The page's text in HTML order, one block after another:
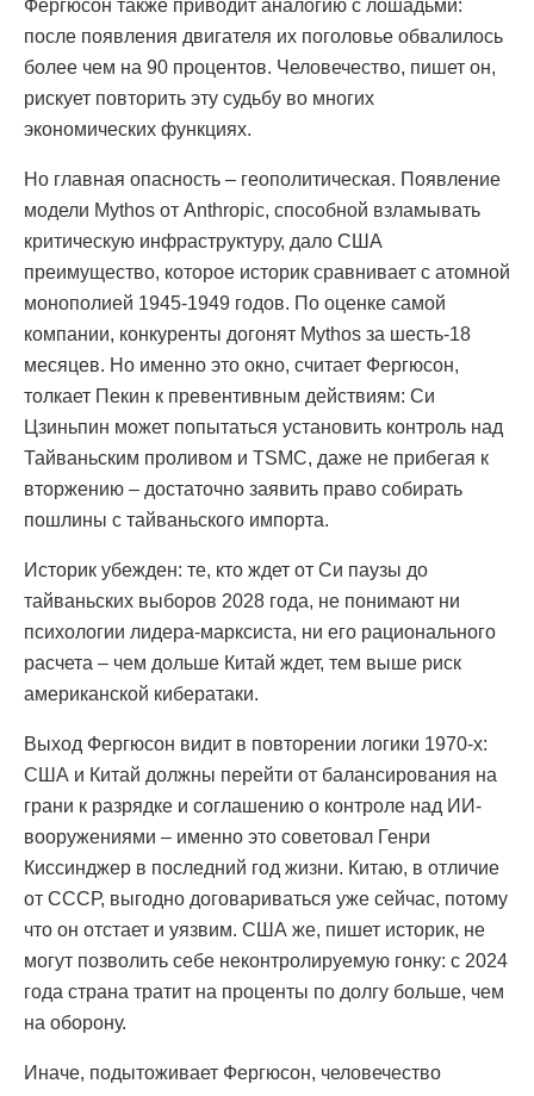
Фергюсон также приводит аналогию с лошадьми:
после появления двигателя их поголовье обвалилось
более чем на 90 процентов. Человечество, пишет он,
рискует повторить эту судьбу во многих
экономических функциях.
Но главная опасность – геополитическая. Появление
модели Mythos от Anthropic, способной взламывать
критическую инфраструктуру, дало США
преимущество, которое историк сравнивает с атомной
монополией 1945-1949 годов. По оценке самой
компании, конкуренты догонят Mythos за шесть-18
месяцев. Но именно это окно, считает Фергюсон,
толкает Пекин к превентивным действиям: Си
Цзиньпин может попытаться установить контроль над
Тайваньским проливом и TSMC, даже не прибегая к
вторжению – достаточно заявить право собирать
пошлины с тайваньского импорта.
Историк убежден: те, кто ждет от Си паузы до
тайваньских выборов 2028 года, не понимают ни
психологии лидера-марксиста, ни его рационального
расчета – чем дольше Китай ждет, тем выше риск
американской кибератаки.
Выход Фергюсон видит в повторении логики 1970-х:
США и Китай должны перейти от балансирования на
грани к разрядке и соглашению о контроле над ИИ-
вооружениями – именно это советовал Генри
Киссинджер в последний год жизни. Китаю, в отличие
от СССР, выгодно договариваться уже сейчас, потому
что он отстает и уязвим. США же, пишет историк, не
могут позволить себе неконтролируемую гонку: с 2024
года страна тратит на проценты по долгу больше, чем
на оборону.
Иначе, подытоживает Фергюсон, человечество